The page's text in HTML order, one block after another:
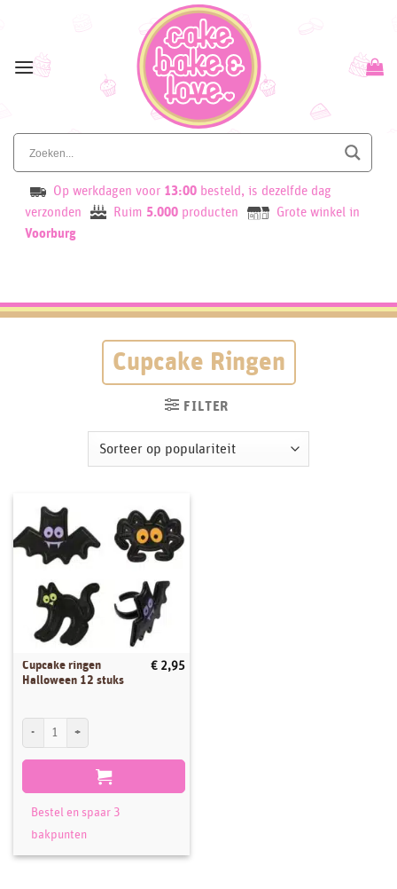
content
Op werkdagen voor 13:00 besteld, is dezelfde dag
verzonden
Ruim 5.000 producten
Grote winkel in
Voorburg
Cupcake Ringen
FILTER
Cupcake ringen
Halloween 12 stuks
€ 2,95
Cupcake ringen Halloween 12 stuks aantal
Bestel en spaar 3
bakpunten